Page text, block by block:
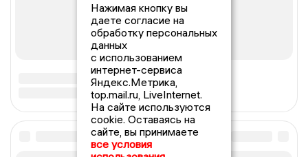
Нажимая кнопку вы
даете согласие на
обработку персональных
данных
с использованием
интернет-сервиса
Яндекс.Метрика,
top.mail.ru, LiveInternet.
На сайте используются
cookie. Оставаясь на
сайте, вы принимаете
все условия